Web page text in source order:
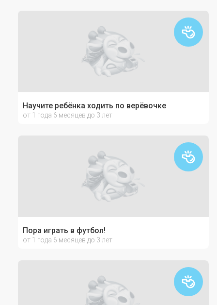
Научите ребёнка ходить по верёвочке
от 1 года 6 месяцев до 3 лет
Пора играть в футбол!
от 1 года 6 месяцев до 3 лет